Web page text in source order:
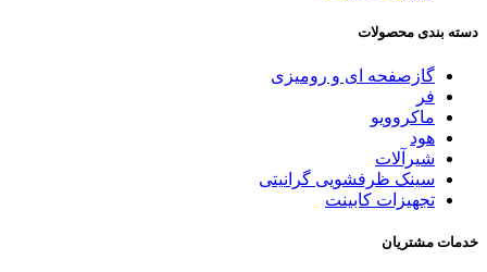
دسته بندی محصولات
گازصفحه ای و رومیزی
فر
ماکروویو
هود
شیرآلات
سینک ظرفشویی گرانیتی
تجهیزات کابینت
خدمات مشتریان